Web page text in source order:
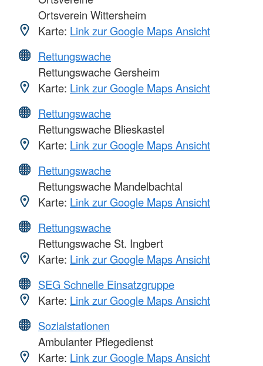
Ortsverein Wittersheim
Karte: Link zur Google Maps Ansicht
Rettungswache
Rettungswache Gersheim
Karte: Link zur Google Maps Ansicht
Rettungswache
Rettungswache Blieskastel
Karte: Link zur Google Maps Ansicht
Rettungswache
Rettungswache Mandelbachtal
Karte: Link zur Google Maps Ansicht
Rettungswache
Rettungswache St. Ingbert
Karte: Link zur Google Maps Ansicht
SEG Schnelle Einsatzgruppe
Karte: Link zur Google Maps Ansicht
Sozialstationen
Ambulanter Pflegedienst
Karte: Link zur Google Maps Ansicht